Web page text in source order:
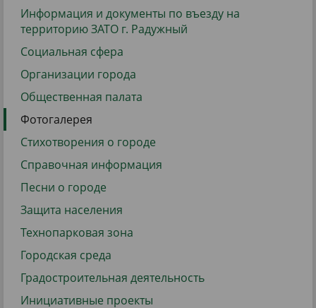
Информация и документы по въезду на
территорию ЗАТО г. Радужный
Социальная сфера
Организации города
Общественная палата
Фотогалерея
Стихотворения о городе
Справочная информация
Песни о городе
Защита населения
Технопарковая зона
Городская среда
Градостроительная деятельность
Инициативные проекты